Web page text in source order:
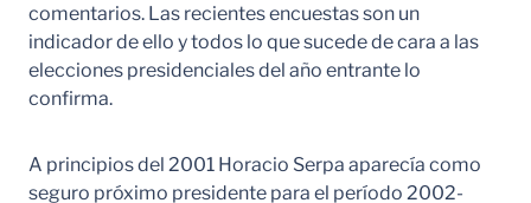
comentarios. Las recientes encuestas son un
indicador de ello y todos lo que sucede de cara a las
elecciones presidenciales del año entrante lo
confirma.
A principios del 2001 Horacio Serpa aparecía como
seguro próximo presidente para el período 2002-